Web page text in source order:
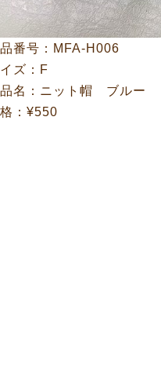
番号：MFA-H006
ズ：F
名：ニット帽 ブルー
：¥550